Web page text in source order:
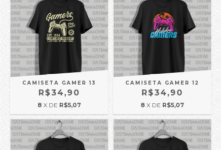
CAMISETA GAMER 13
R$34,90
8 X DE R$5,07
CAMISETA GAMER 12
R$34,90
8 X DE R$5,07